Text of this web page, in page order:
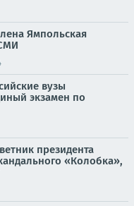
Ямпольская
вузы
экзамен по
президента
«Колобка»,